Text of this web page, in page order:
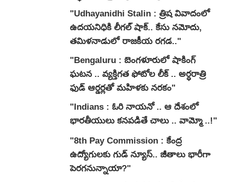
"Udhayanidhi Stalin : త్రిష వివాదంలో
ఉదయనిధికి లీగల్ షాక్.. కేసు నమోదు,
తమిళనాడులో రాజకీయ రగడ.."
"Bengaluru : బెంగళూరులో షాకింగ్
ఘటన .. వ్యక్తిగత ఫోటోల లీక్ .. అర్ధరాత్రి
ఫుడ్ ఆర్డర్లతో మహిళకు నరకం"
"Indians : ఓరి నాయనో .. ఆ దేశంలో
భారతీయులు కనపడితే చాలు .. వామ్మో ..!"
"8th Pay Commission : కేంద్ర
ఉద్యోగులకు గుడ్ న్యూస్.. జీతాలు భారీగా
పెరగనున్నాయా?"